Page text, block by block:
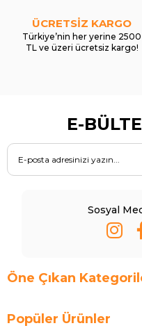
ÜCRETSİZ KARGO
Türkiye’nin her yerine 2500
TL ve üzeri ücretsiz kargo!
E-
Sosyal
Öne Çıkan
Popüler Ürünler